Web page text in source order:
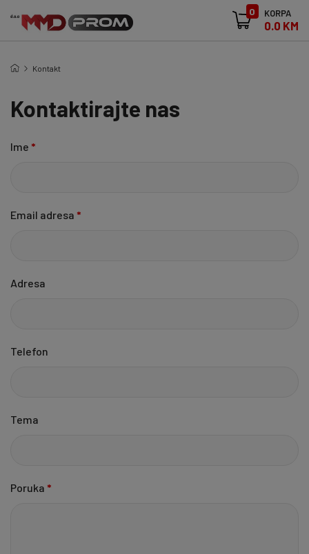
0 KORPA
0.0 KM
Kontakt
Kontaktirajte nas
Ime *
Email adresa *
Adresa
Telefon
Tema
Poruka *